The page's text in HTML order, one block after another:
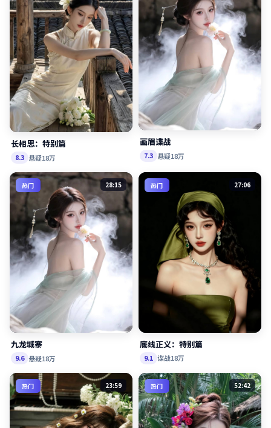
长相思：特别篇
8.3 悬疑18万
画眉谍战
7.3 悬疑18万
热门 28:15
九龙城寨
9.6 悬疑18万
热门 27:06
底线正义：特别篇
9.1 谍战18万
热门 23:59 热门 52:42